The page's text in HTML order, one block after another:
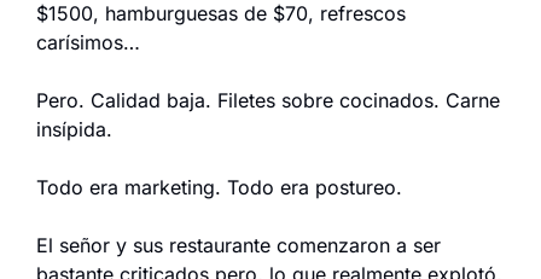
$1500, hamburguesas de $70, refrescos
carísimos…
Pero. Calidad baja. Filetes sobre cocinados. Carne
insípida.
Todo era marketing. Todo era postureo.
El señor y sus restaurante comenzaron a ser
bastante criticados pero, lo que realmente explotó,